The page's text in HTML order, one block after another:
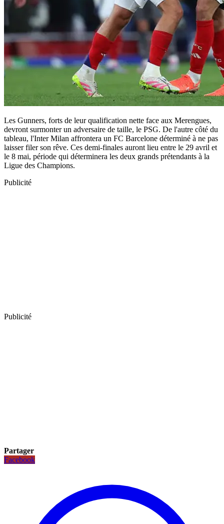
Les Gunners, forts de leur qualification nette face aux Merengues,
devront surmonter un adversaire de taille, le PSG. De l'autre côté du
tableau, l'Inter Milan affrontera un FC Barcelone déterminé à ne pas
laisser filer son rêve. Ces demi-finales auront lieu entre le 29 avril et
le 8 mai, période qui déterminera les deux grands prétendants à la
Ligue des Champions.
Publicité
Publicité
Partager
Facebook